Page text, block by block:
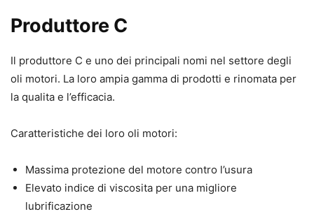
Produttore C
Il produttore C e uno dei principali nomi nel settore degli
oli motori. La loro ampia gamma di prodotti e rinomata per
la qualita e l’efficacia.
Caratteristiche dei loro oli motori:
Massima protezione del motore contro l’usura
Elevato indice di viscosita per una migliore
lubrificazione